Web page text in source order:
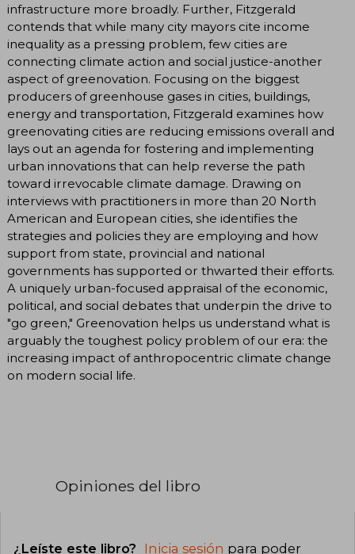
infrastructure more broadly. Further, Fitzgerald
contends that while many city mayors cite income
inequality as a pressing problem, few cities are
connecting climate action and social justice-another
aspect of greenovation. Focusing on the biggest
producers of greenhouse gases in cities, buildings,
energy and transportation, Fitzgerald examines how
greenovating cities are reducing emissions overall and
lays out an agenda for fostering and implementing
urban innovations that can help reverse the path
toward irrevocable climate damage. Drawing on
interviews with practitioners in more than 20 North
American and European cities, she identifies the
strategies and policies they are employing and how
support from state, provincial and national
governments has supported or thwarted their efforts.
A uniquely urban-focused appraisal of the economic,
political, and social debates that underpin the drive to
"go green," Greenovation helps us understand what is
arguably the toughest policy problem of our era: the
increasing impact of anthropocentric climate change
on modern social life.
Opiniones del libro
¿Leíste este libro? Inicia sesión para poder